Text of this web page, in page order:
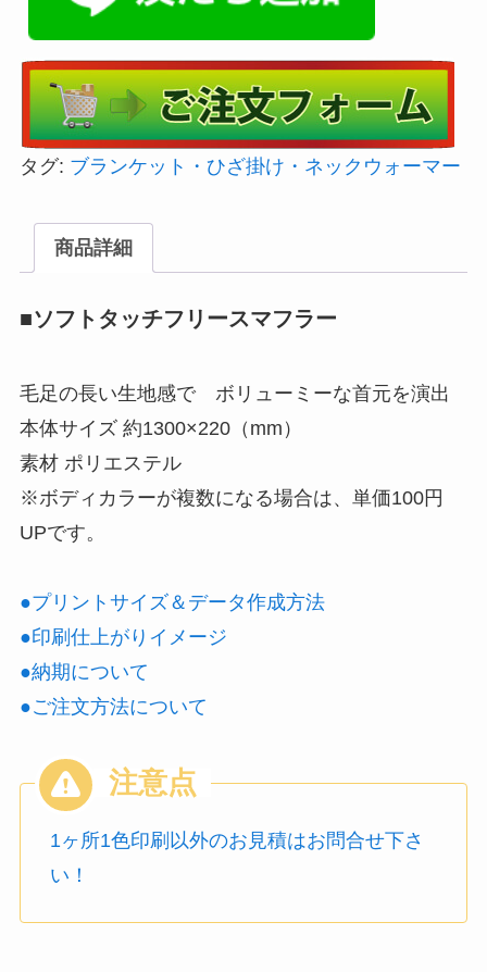
タグ: ブランケット・ひざ掛け・ネックウォーマー
商品詳細
■ソフトタッチフリースマフラー
毛足の長い生地感で ボリューミーな首元を演出
本体サイズ 約1300×220（mm）
素材 ポリエステル
※ボディカラーが複数になる場合は、単価100円
UPです。
●プリントサイズ＆データ作成方法
●印刷仕上がりイメージ
●納期について
●ご注文方法について
1ヶ所1色印刷以外のお見積はお問合せ下さ
い！